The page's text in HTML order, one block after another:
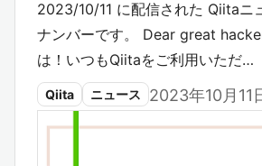
2023/10/11 に配信された Qiitaニ
ナンバーです。 Dear great
は！いつもQiitaをご利用いただ…
Qiita ニュース 2023年10月11